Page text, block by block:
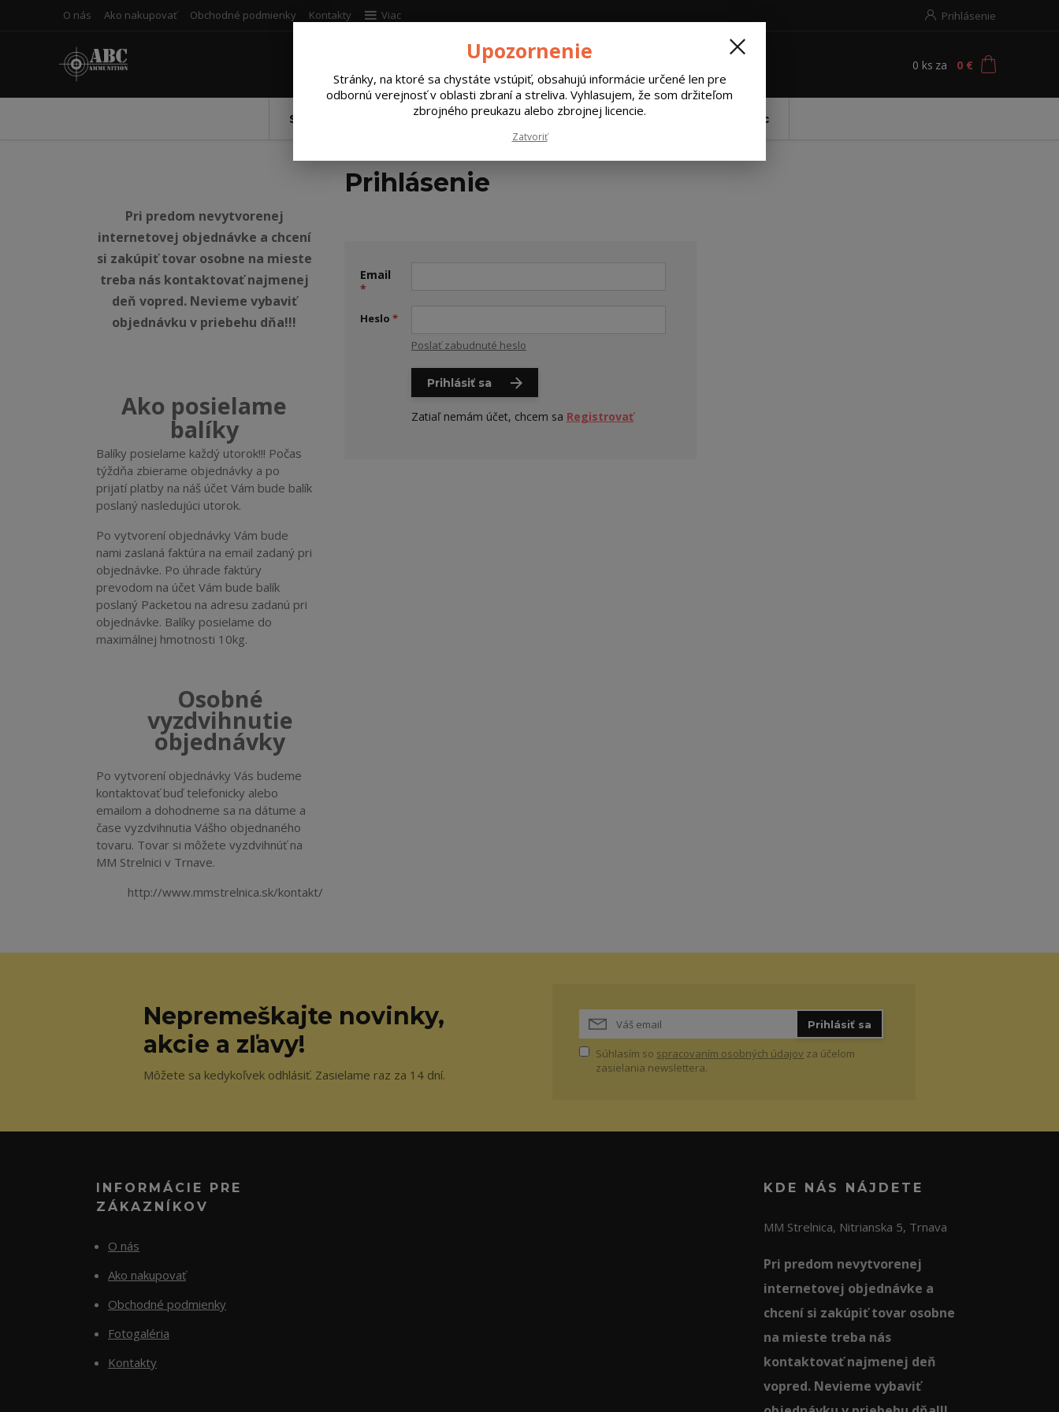
O nás Ako nakupovať Obchodné podmienky Kontakty Viac Prihlásenie
0 ks za 0 €
Strelivo ABC Komponenty na prebíjanie Umývanie nábojníc
Pri predom nevytvorenej
internetovej objednávke a chcení
si zakúpiť tovar osobne na mieste
treba nás kontaktovať najmenej
deň vopred. Nevieme vybaviť
objednávku v priebehu dňa!!!
Ako posielame
balíky
Balíky posielame každý utorok!!! Počas
týždňa zbierame objednávky a po
prijatí platby na náš účet Vám bude balík
poslaný nasledujúci utorok.
Po vytvorení objednávky Vám bude
nami zaslaná faktúra na email zadaný pri
objednávke. Po úhrade faktúry
prevodom na účet Vám bude balík
poslaný Packetou na adresu zadanú pri
objednávke. Balíky posielame do
maximálnej hmotnosti 10kg.
Osobné
vyzdvihnutie
objednávky
Po vytvorení objednávky Vás budeme
kontaktovať buď telefonicky alebo
emailom a dohodneme sa na dátume a
čase vyzdvihnutia Vášho objednaného
tovaru. Tovar si môžete vyzdvihnúť na
MM Strelnici v Trnave.
http://www.mmstrelnica.sk/kontakt/
Prihlásenie
Email
*
Heslo *
Poslať zabudnuté heslo
Prihlásiť sa
Zatiaľ nemám účet, chcem sa Registrovať
Nepremeškajte novinky,
akcie a zľavy!
Môžete sa kedykoľvek odhlásiť. Zasielame raz za 14 dní.
Prihlásiť sa
Súhlasím so spracovaním osobných údajov za účelom
zasielania newslettera.
INFORMÁCIE PRE
ZÁKAZNÍKOV
O nás
Ako nakupovať
Obchodné podmienky
Fotogaléria
Kontakty
KDE NÁS NÁJDETE
MM Strelnica, Nitrianska 5, Trnava
Pri predom nevytvorenej
internetovej objednávke a
chcení si zakúpiť tovar osobne
na mieste treba nás
kontaktovať najmenej deň
vopred. Nevieme vybaviť
Upozornenie
Stránky, na ktoré sa chystáte vstúpiť, obsahujú informácie určené len pre
odbornú verejnosť v oblasti zbraní a streliva. Vyhlasujem, že som držiteľom
zbrojného preukazu alebo zbrojnej licencie.
Zatvoriť